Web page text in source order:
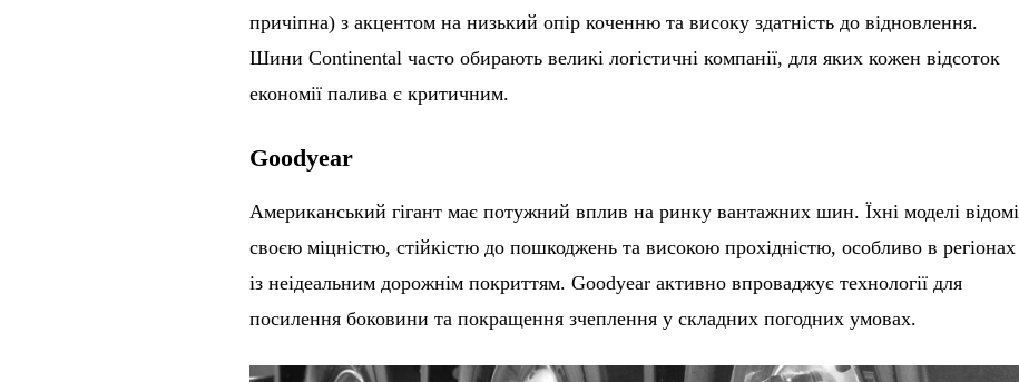
причіпна) з акцентом на низький опір коченню та високу здатність до відновлення.
Шини Continental часто обирають великі логістичні компанії, для яких кожен відсоток
економії палива є критичним.
Goodyear
Американський гігант має потужний вплив на ринку вантажних шин. Їхні моделі відомі
своєю міцністю, стійкістю до пошкоджень та високою прохідністю, особливо в регіонах
із неідеальним дорожнім покриттям. Goodyear активно впроваджує технології для
посилення боковини та покращення зчеплення у складних погодних умовах.